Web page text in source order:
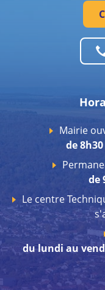
Mairie
de
de
Le centre
du lundi au